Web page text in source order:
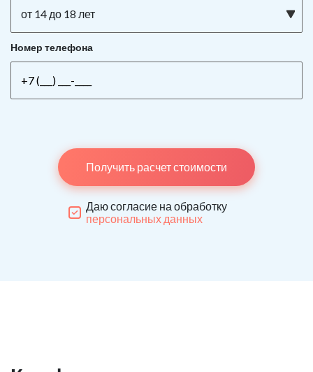
от 14 до 18 лет
Номер телефона
Получить расчет стоимости
Даю согласие на обработку
персональных данных